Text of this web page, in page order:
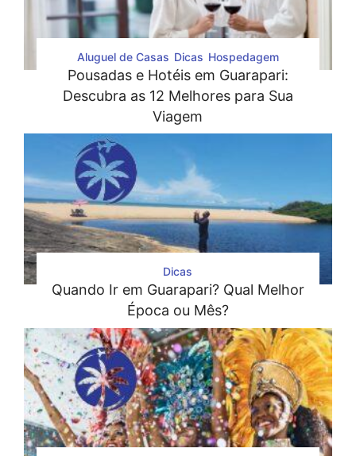
Aluguel de Casas Dicas Hospedagem
Pousadas e Hotéis em Guarapari:
Descubra as 12 Melhores para Sua
Viagem
Dicas
Quando Ir em Guarapari? Qual Melhor
Época ou Mês?